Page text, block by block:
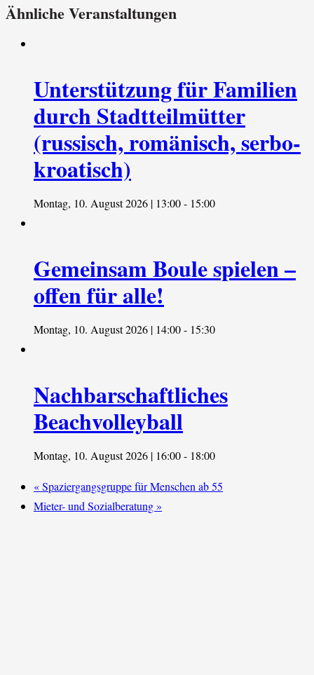
Ähnliche Veranstaltungen
Unterstützung für Familien
durch Stadtteilmütter
(russisch, romänisch, serbo-
kroatisch)
Montag, 10. August 2026 | 13:00- 15:00
Gemeinsam Boule spielen –
offen für alle!
Montag, 10. August 2026 | 14:00- 15:30
Nachbarschaftliches
Beachvolleyball
Montag, 10. August 2026 | 16:00- 18:00
«Spaziergangsgruppe für Menschen ab 55
Mieter- und Sozialberatung»